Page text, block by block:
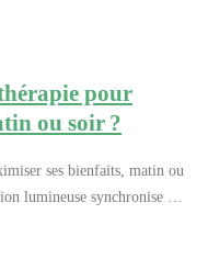
pour
ou soir ?
ses bienfaits, matin ou
lumineuse synchronise …